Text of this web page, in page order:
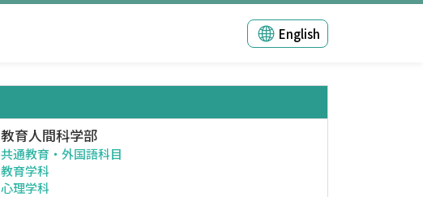
English
教育人間科学部
共通教育・外国語科目
教育学科
心理学科